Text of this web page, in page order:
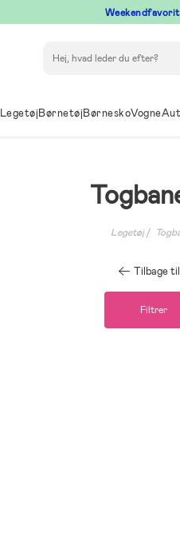
LegetøjBørnetøjBørneskoVogne
Legetøj
Tilbage
Filtrer